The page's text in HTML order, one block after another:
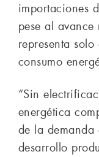
importaciones
pese al
representa
consumo
“Sin
energética
de la demanda
desarrollo